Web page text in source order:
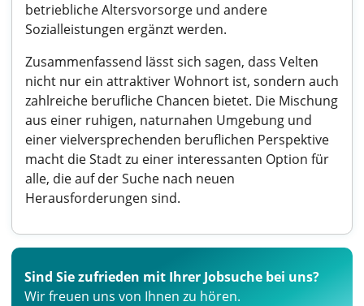
betriebliche Altersvorsorge und andere
Sozialleistungen ergänzt werden.
Zusammenfassend lässt sich sagen, dass Velten
nicht nur ein attraktiver Wohnort ist, sondern auch
zahlreiche berufliche Chancen bietet. Die Mischung
aus einer ruhigen, naturnahen Umgebung und
einer vielversprechenden beruflichen Perspektive
macht die Stadt zu einer interessanten Option für
alle, die auf der Suche nach neuen
Herausforderungen sind.
Sind Sie zufrieden mit Ihrer Jobsuche bei uns?
Wir freuen uns von Ihnen zu hören.